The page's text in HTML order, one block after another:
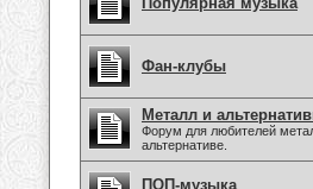
Фан-клубы
Металл и
Форум для любителей
альтернативе.
ПОП-музыка